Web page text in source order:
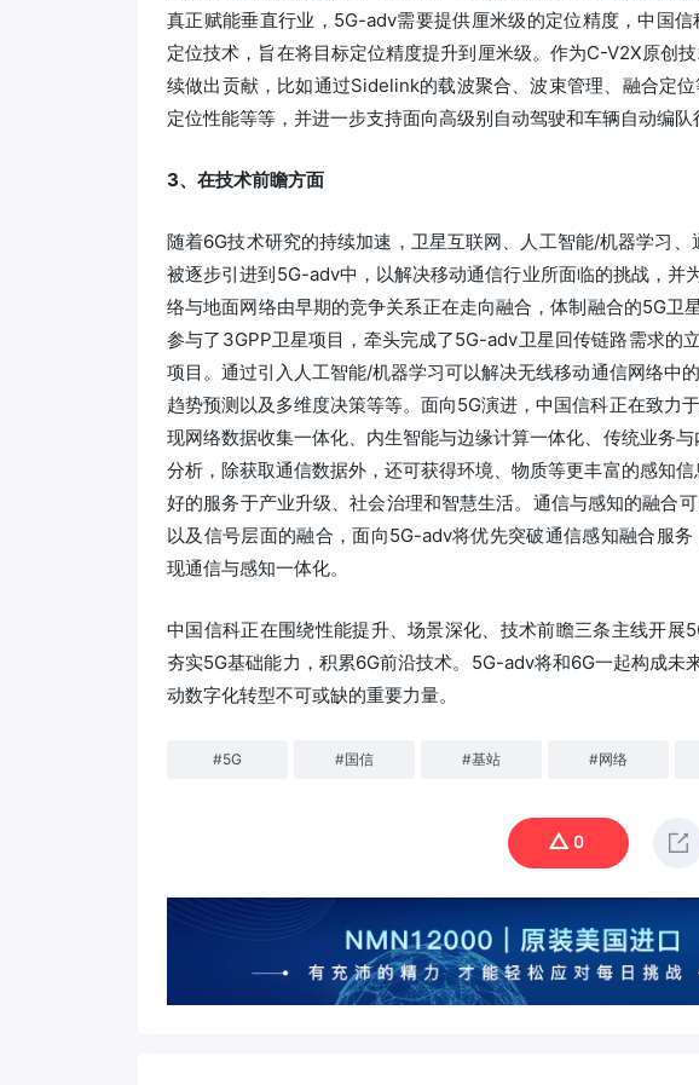
真正赋能垂直行业，5G-adv需要提供厘米级的定位精度，中国
定位技术，旨在将目标定位精度提升到厘米级。作为C-V2X原创
续做出贡献，比如通过Sidelink的载波聚合、波束管理、融合定
定位性能等等，并进一步支持面向高级别自动驾驶和车辆自动编队
3、在技术前瞻方面
随着6G技术研究的持续加速，卫星互联网、人工智能/机器学习
被逐步引进到5G-adv中，以解决移动通信行业所面临的挑战，并
络与地面网络由早期的竞争关系正在走向融合，体制融合的5G卫
参与了3GPP卫星项目，牵头完成了5G-adv卫星回传链路需求的
项目。通过引入人工智能/机器学习可以解决无线移动通信网络中
趋势预测以及多维度决策等等。面向5G演进，中国信科正在致力
现网络数据收集一体化、内生智能与边缘计算一体化、传统业务
分析，除获取通信数据外，还可获得环境、物质等更丰富的感知
好的服务于产业升级、社会治理和智慧生活。通信与感知的融合
以及信号层面的融合，面向5G-adv将优先突破通信感知融合服
现通信与感知一体化。
中国信科正在围绕性能提升、场景深化、技术前瞻三条主线开展
夯实5G基础能力，积累6G前沿技术。5G-adv将和6G一起构成未
动数字化转型不可或缺的重要力量。
#5G #国信 #基站 #网络
0